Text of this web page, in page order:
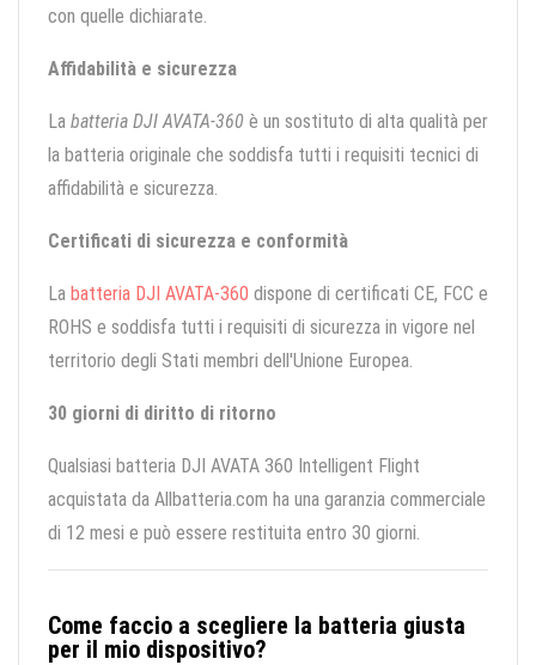
con quelle dichiarate.
Affidabilità e sicurezza
La batteria DJI AVATA-360 è un sostituto di alta qualità per
la batteria originale che soddisfa tutti i requisiti tecnici di
affidabilità e sicurezza.
Certificati di sicurezza e conformità
La batteria DJI AVATA-360 dispone di certificati CE, FCC e
ROHS e soddisfa tutti i requisiti di sicurezza in vigore nel
territorio degli Stati membri dell'Unione Europea.
30 giorni di diritto di ritorno
Qualsiasi batteria DJI AVATA 360 Intelligent Flight
acquistata da Allbatteria.com ha una garanzia commerciale
di 12 mesi e può essere restituita entro 30 giorni.
Come faccio a scegliere la batteria giusta
per il mio dispositivo?